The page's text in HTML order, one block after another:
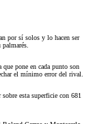
por sí solos y lo hacen ser
palmarés.
que pone en cada punto son
el mínimo error del rival.
esta superficie con 681